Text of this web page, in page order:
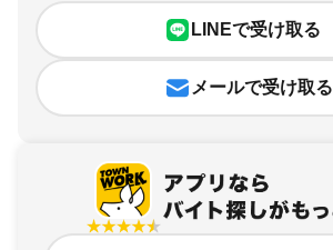
LINEで受け取る
メールで受け取る